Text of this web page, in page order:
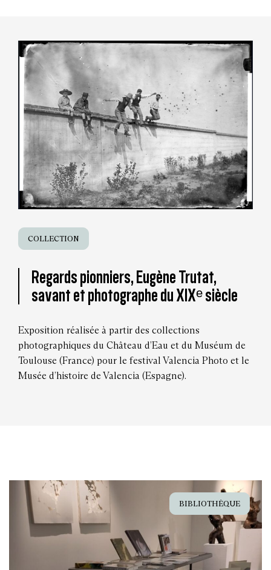
COLLECTION
Regards pionniers, Eugène Trutat,
savant et photographe du XIXᵉ siècle
Exposition réalisée à partir des collections
photographiques du Château d’Eau et du Muséum de
Toulouse (France) pour le festival Valencia Photo et le
Musée d’histoire de Valencia (Espagne).
BIBLIOTHÈQUE